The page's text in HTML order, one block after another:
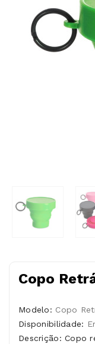
Copo
Modelo: Copo
Disponibilidade:
Descrição: Copo